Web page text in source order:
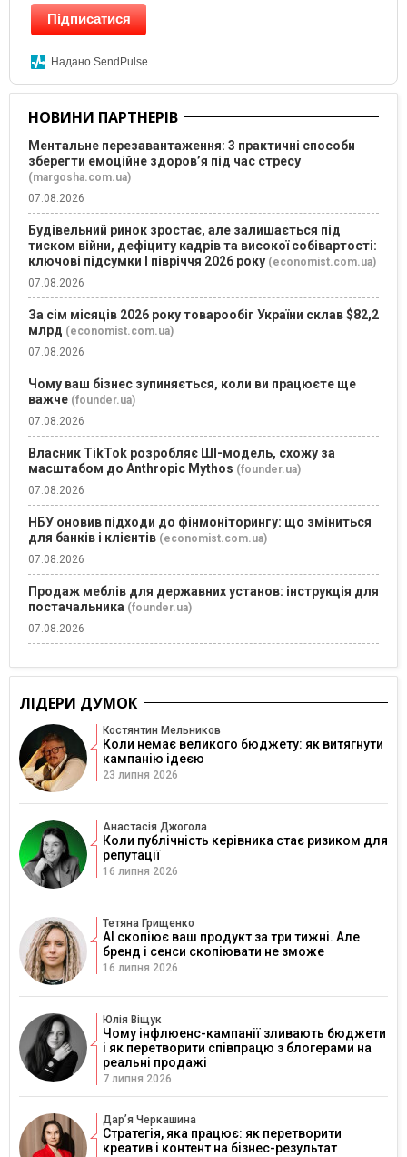
Підписатися
Надано SendPulse
НОВИНИ ПАРТНЕРІВ
Ментальне перезавантаження: 3 практичні способи
зберегти емоційне здоров’я під час стресу
(margosha.com.ua)
07.08.2026
Будівельний ринок зростає, але залишається під
тиском війни, дефіциту кадрів та високої собівартості:
ключові підсумки І півріччя 2026 року (economist.com.ua)
07.08.2026
За сім місяців 2026 року товарообіг України склав $82,2
млрд (economist.com.ua)
07.08.2026
Чому ваш бізнес зупиняється, коли ви працюєте ще
важче (founder.ua)
07.08.2026
Власник TikTok розробляє ШІ-модель, схожу за
масштабом до Anthropic Mythos (founder.ua)
07.08.2026
НБУ оновив підходи до фінмоніторингу: що зміниться
для банків і клієнтів (economist.com.ua)
07.08.2026
Продаж меблів для державних установ: інструкція для
постачальника (founder.ua)
07.08.2026
ЛІДЕРИ ДУМОК
Костянтин Мельников
Коли немає великого бюджету: як витягнути
кампанію ідеєю
23 липня 2026
Анастасія Джогола
Коли публічність керівника стає ризиком для
репутації
16 липня 2026
Тетяна Грищенко
AI скопіює ваш продукт за три тижні. Але
бренд і сенси скопіювати не зможе
16 липня 2026
Юлія Віщук
Чому інфлюенс-кампанії зливають бюджети
і як перетворити співпрацю з блогерами на
реальні продажі
7 липня 2026
Дарʼя Черкашина
Стратегія, яка працює: як перетворити
креатив і контент на бізнес-результат